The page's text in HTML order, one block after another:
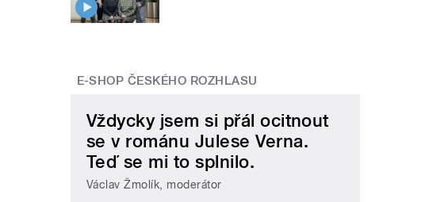
E-SHOP ČESKÉHO ROZHLASU
Vždycky jsem si přál ocitnout
se v románu Julese Verna.
Teď se mi to splnilo.
Václav Žmolík, moderátor